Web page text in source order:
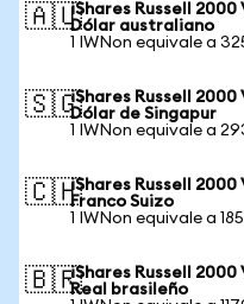
🇦🇺iShares Russell 2000
Dólar australiano
1 IWNon equivale a
🇸🇬iShares Russell 2000
Dólar de Singapur
1 IWNon equivale a
🇨🇭iShares Russell 2000
Franco Suizo
1 IWNon equivale a
🇧🇷iShares Russell 2000
Real brasileño